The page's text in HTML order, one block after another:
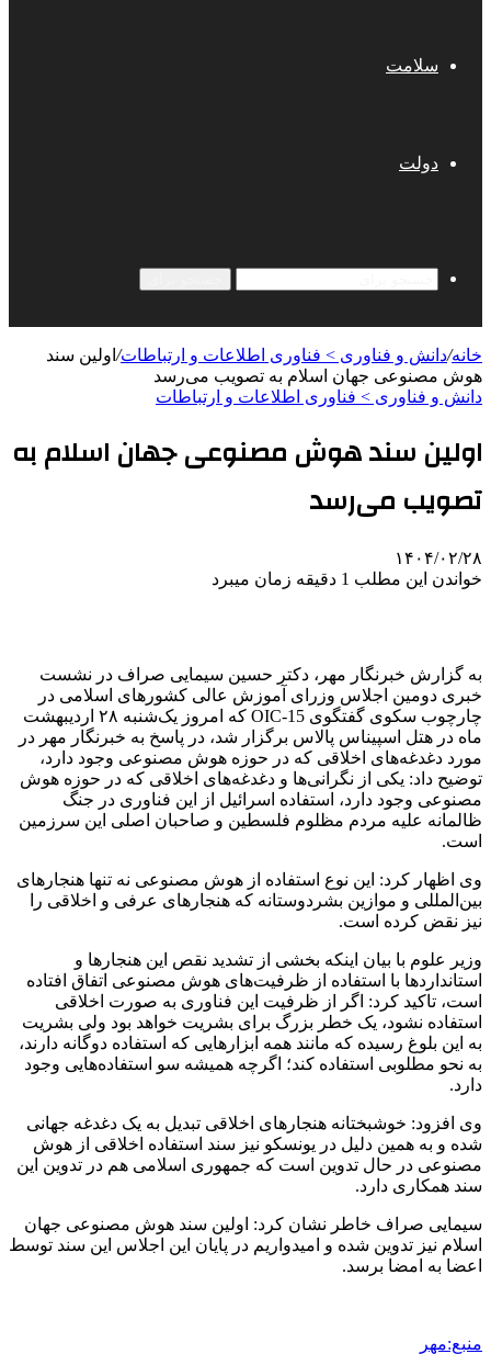
سلامت
دولت
خانه/دانش و فناوری > فناوری اطلاعات و ارتباطات/ اولین سند
هوش مصنوعی جهان اسلام به تصویب می‌رسد
دانش و فناوری > فناوری اطلاعات و ارتباطات
اولین سند هوش مصنوعی جهان اسلام به
تصویب می‌رسد
۱۴۰۴/۰۲/۲۸
خواندن این مطلب 1 دقیقه زمان میبرد
به گزارش خبرنگار مهر، دکتر حسین سیمایی صراف در نشست
خبری دومین اجلاس وزرای آموزش عالی کشورهای اسلامی در
چارچوب سکوی گفتگوی OIC-15 که امروز یک‌شنبه ۲۸ اردیبهشت
ماه در هتل اسپیناس پالاس برگزار شد، در پاسخ به خبرنگار مهر در
مورد دغدغه‌های اخلاقی که در حوزه‌ هوش مصنوعی وجود دارد،
توضیح داد: یکی از نگرانی‌ها و دغدغه‌های اخلاقی که در حوزه هوش
مصنوعی وجود دارد، استفاده اسرائیل از این فناوری در جنگ
ظالمانه علیه مردم مظلوم فلسطین و صاحبان اصلی این سرزمین
است.
وی اظهار کرد: این نوع استفاده از هوش مصنوعی نه تنها هنجارهای
بین‌المللی و موازین بشردوستانه که هنجارهای عرفی و اخلاقی را
نیز نقض کرده است.
وزیر علوم با بیان اینکه بخشی از تشدید نقص این هنجارها و
استانداردها با استفاده از ظرفیت‌های هوش مصنوعی اتفاق افتاده
است، تاکید کرد: اگر از ظرفیت این فناوری به صورت اخلاقی
استفاده نشود، یک خطر بزرگ برای بشریت خواهد بود ولی بشریت
به این بلوغ رسیده که مانند همه ابزارهایی که استفاده دوگانه دارند،
به نحو مطلوبی استفاده کند؛ اگرچه همیشه سو استفاده‌هایی وجود
دارد.
وی افزود: خوشبختانه هنجارهای اخلاقی تبدیل به یک دغدغه جهانی
شده و به همین دلیل در یونسکو نیز سند استفاده اخلاقی از هوش
مصنوعی در حال تدوین است که جمهوری اسلامی هم در تدوین این
سند همکاری دارد.
سیمایی صراف خاطر نشان کرد: اولین سند هوش مصنوعی جهان
اسلام نیز تدوین شده و امیدواریم در پایان این اجلاس این سند توسط
اعضا به امضا برسد.
منبع:مهر